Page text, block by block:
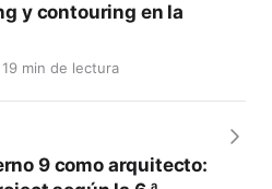
y contouring en la
19 min de lectura
9 como arquitecto: